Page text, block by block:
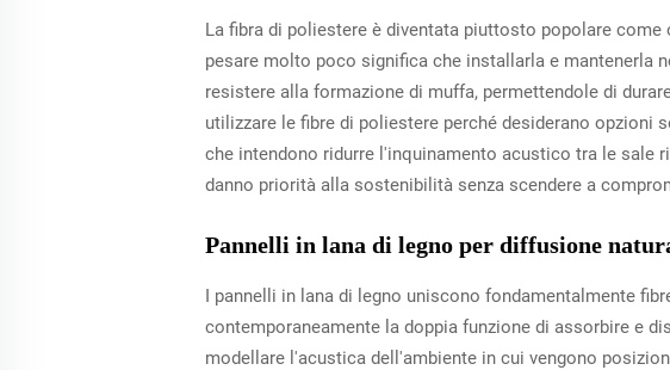
La fibra di poliestere è diventata piuttosto popolare
pesare molto poco significa che installarla e mantenerla
resistere alla formazione di muffa, permettendole di
utilizzare le fibre di poliestere perché desiderano
che intendono ridurre l'inquinamento acustico tra le sale
danno priorità alla sostenibilità senza scendere a
Pannelli in lana di legno per diffusione
I pannelli in lana di legno uniscono fondamentalmente
contemporaneamente la doppia funzione di assorbire e
modellare l'acustica dell'ambiente in cui vengono